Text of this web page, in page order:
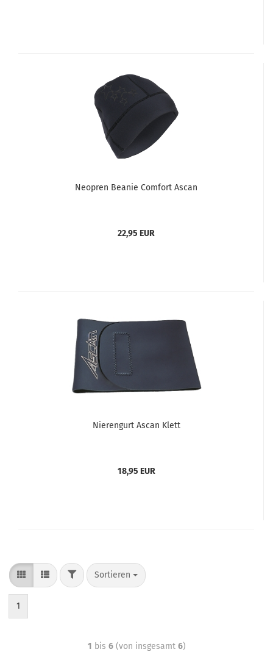
Neopren Beanie Comfort Ascan
22,95 EUR
Nierengurt Ascan Klett
18,95 EUR
Sortieren
1
1 bis 6(von insgesamt 6)